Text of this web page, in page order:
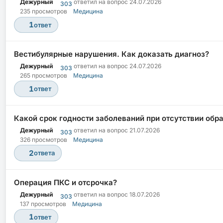
Дежурный 303 ответил на вопрос 24.07.2026
235 просмотров
Медицина
1ответ
Вестибулярные нарушения. Как доказать диагноз?
Дежурный 303 ответил на вопрос 24.07.2026
265 просмотров
Медицина
1ответ
Какой срок годности заболеваний при отсутствии
Дежурный 303 ответил на вопрос 21.07.2026
326 просмотров
Медицина
2ответа
Операция ПКС и отсрочка?
Дежурный 303 ответил на вопрос 18.07.2026
137 просмотров
Медицина
1ответ